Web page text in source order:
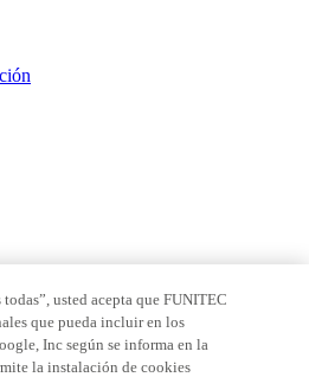
usted acepta que FUNITEC
que pueda incluir en los
Inc según se informa en la
la instalación de cookies